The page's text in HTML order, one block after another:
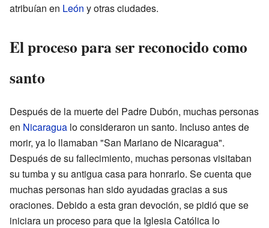
atribuían en León y otras ciudades.
El proceso para ser reconocido como
santo
Después de la muerte del Padre Dubón, muchas personas
en Nicaragua lo consideraron un santo. Incluso antes de
morir, ya lo llamaban "San Mariano de Nicaragua".
Después de su fallecimiento, muchas personas visitaban
su tumba y su antigua casa para honrarlo. Se cuenta que
muchas personas han sido ayudadas gracias a sus
oraciones. Debido a esta gran devoción, se pidió que se
iniciara un proceso para que la Iglesia Católica lo